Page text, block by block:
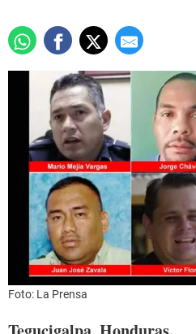
Foto: La Prensa